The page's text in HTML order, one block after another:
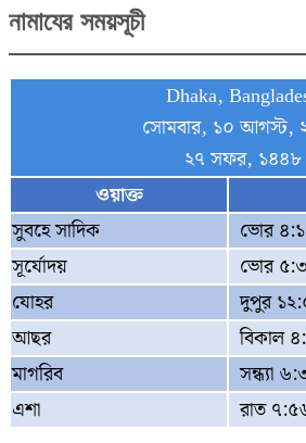
নামাযের সময়সূচী
Dhaka,
সোমবার, ১০ আগস্ট,
২৭ সফর, ১৪৪৮
ওয়াক্ত
সুবহে সাদিক
ভোর
সূর্যোদয়
ভোর
যোহর
দুপুর
আছর
বিকাল
মাগরিব
সন্ধ্যা
এশা
রাত